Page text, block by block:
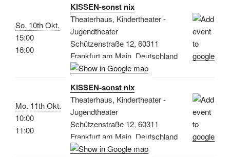
So. 10th Okt.
15:00
16:00
KISSEN-sonst nix
Theaterhaus, Kindertheater -
Jugendtheater
Schützenstraße 12, 60311
Frankfurt am Main, Deutschland
Mo. 11th Okt.
10:00
11:00
KISSEN-sonst nix
Theaterhaus, Kindertheater -
Jugendtheater
Schützenstraße 12, 60311
Frankfurt am Main, Deutschland